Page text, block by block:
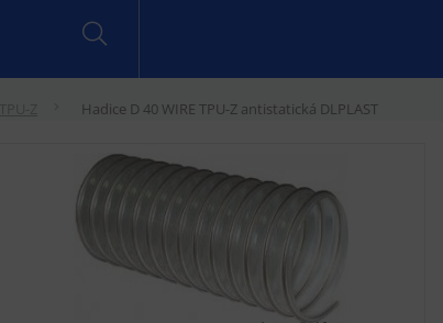
Hadice D 40 WIRE TPU-Z antistatická DLPLAST